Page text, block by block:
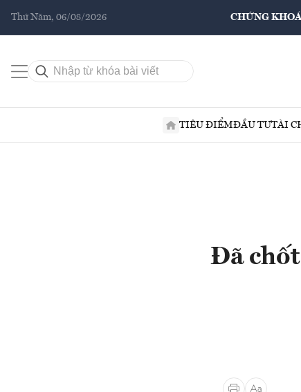
Thứ Năm, 06/08/2026 CHỨNG
TIÊU ĐIỂMĐẦU TƯTÀI
Đã